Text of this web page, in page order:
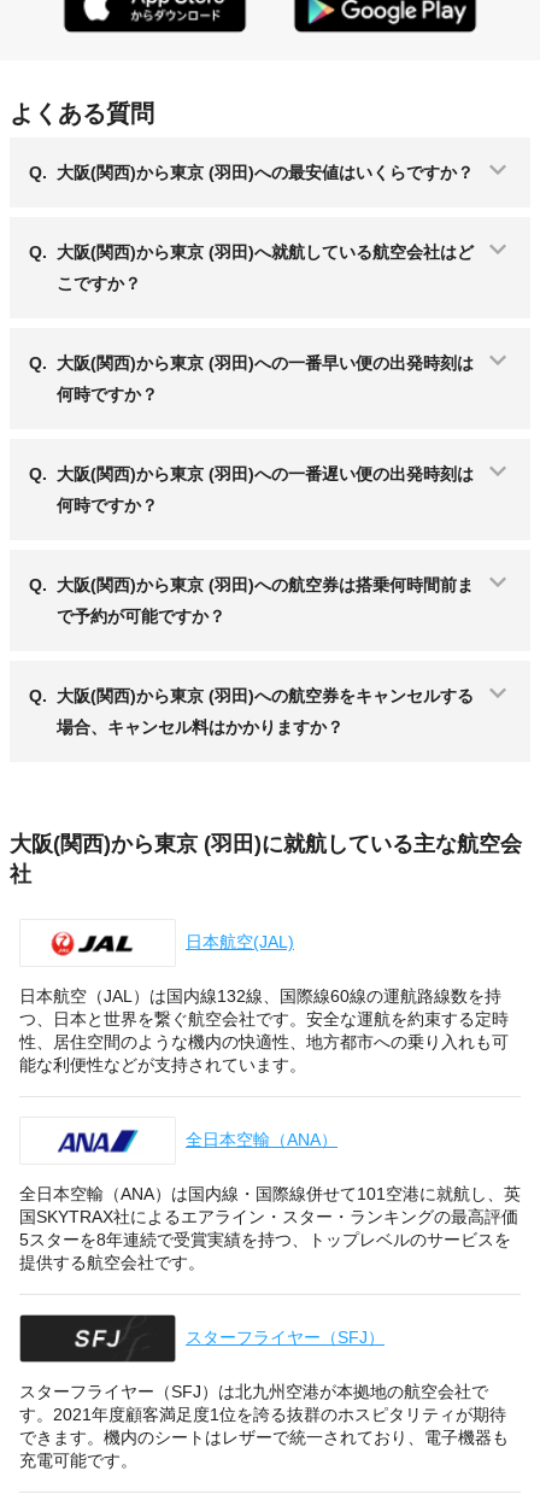
よくある質問
Q. 大阪(関西)から東京 (羽田)への最安値はいくらですか？
Q.
大阪(関西)から東京 (羽田)へ就航している航空会社はど
こですか？
Q.
大阪(関西)から東京 (羽田)への一番早い便の出発時刻は
何時ですか？
Q.
大阪(関西)から東京 (羽田)への一番遅い便の出発時刻は
何時ですか？
Q.
大阪(関西)から東京 (羽田)への航空券は搭乗何時間前ま
で予約が可能ですか？
Q.
大阪(関西)から東京 (羽田)への航空券をキャンセルする
場合、キャンセル料はかかりますか？
大阪(関西)から東京 (羽田)に就航している主な航空会
社
日本航空(JAL)
日本航空（JAL）は国内線132線、国際線60線の運航路線数を持
つ、日本と世界を繋ぐ航空会社です。安全な運航を約束する定時
性、居住空間のような機内の快適性、地方都市への乗り入れも可
能な利便性などが支持されています。
全日本空輸（ANA）
全日本空輸（ANA）は国内線・国際線併せて101空港に就航し、英
国SKYTRAX社によるエアライン・スター・ランキングの最高評価
5スターを8年連続で受賞実績を持つ、トップレベルのサービスを
提供する航空会社です。
スターフライヤー（SFJ）
スターフライヤー（SFJ）は北九州空港が本拠地の航空会社で
す。2021年度顧客満足度1位を誇る抜群のホスピタリティが期待
できます。機内のシートはレザーで統一されており、電子機器も
充電可能です。